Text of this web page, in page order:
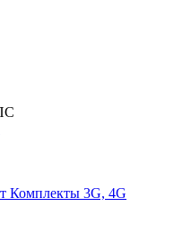
Комплекты 3G, 4G